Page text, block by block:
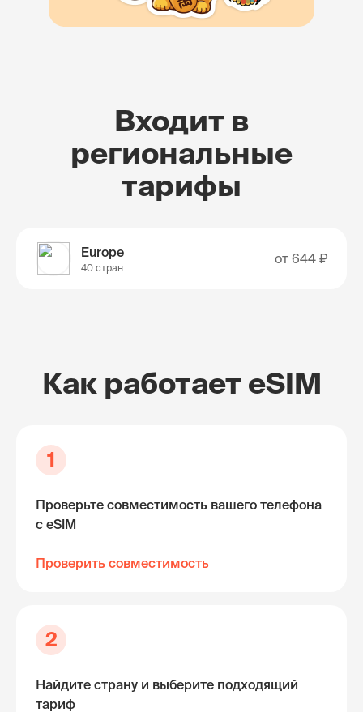
Входит в
региональные
тарифы
Europe
40 стран
от 644 ₽
Как работает eSIM
1
Проверьте совместимость вашего телефона
с eSIM
Проверить совместимость
2
Найдите страну и выберите подходящий
тариф